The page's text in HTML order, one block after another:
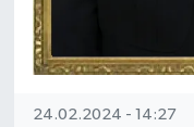
24.02.2024 - 14:27